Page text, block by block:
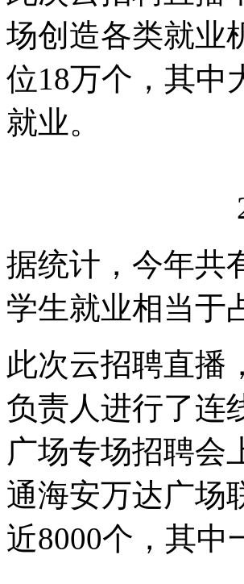
场创造各类就业
位18万个，其中
就业。
据统计，今年共
学生就业相当于
此次云招聘直播
负责人进行了连
广场专场招聘会
通海安万达广场
近8000个，其中